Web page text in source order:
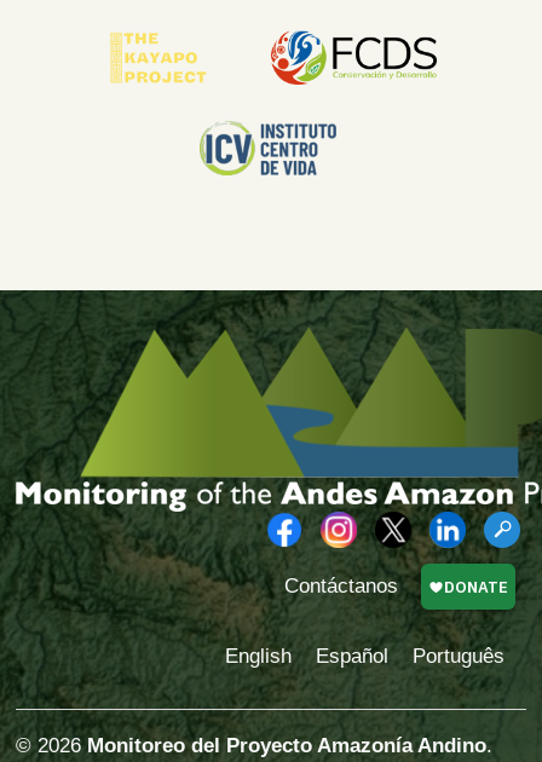
Contáctanos
English Español Português
© 2026 Monitoreo del Proyecto Amazonía Andino.